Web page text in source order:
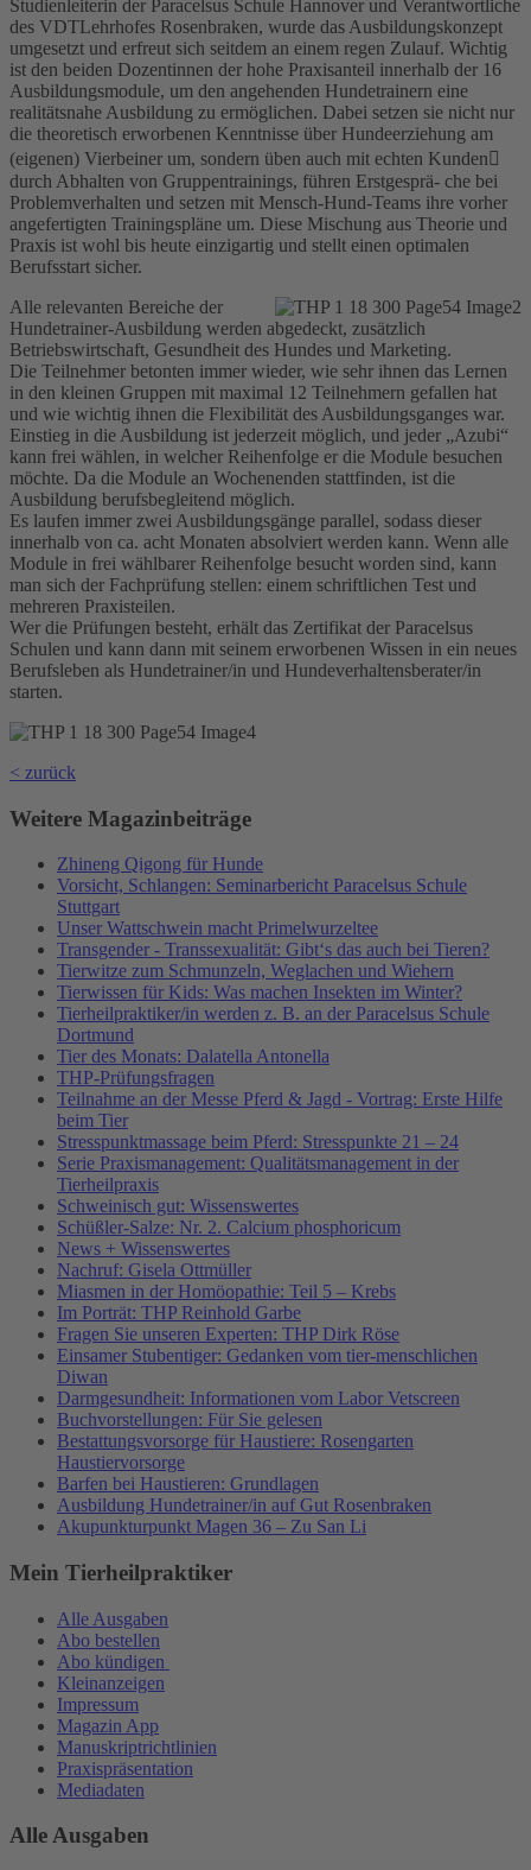
Studienleiterin der Paracelsus Schule Hannover und Verantwortliche
des VDTLehrhofes Rosenbraken, wurde das Ausbildungskonzept
umgesetzt und erfreut sich seitdem an einem regen Zulauf. Wichtig
ist den beiden Dozentinnen der hohe Praxisanteil innerhalb der 16
Ausbildungsmodule, um den angehenden Hundetrainern eine
realitätsnahe Ausbildung zu ermöglichen. Dabei setzen sie nicht nur
die theoretisch erworbenen Kenntnisse über Hundeerziehung am
(eigenen) Vierbeiner um, sondern üben auch mit echten Kunden
durch Abhalten von Gruppentrainings, führen Erstgesprä- che bei
Problemverhalten und setzen mit Mensch-Hund-Teams ihre vorher
angefertigten Trainingspläne um. Diese Mischung aus Theorie und
Praxis ist wohl bis heute einzigartig und stellt einen optimalen
Berufsstart sicher.
Alle relevanten Bereiche der
Hundetrainer-Ausbildung werden abgedeckt, zusätzlich
Betriebswirtschaft, Gesundheit des Hundes und Marketing.
Die Teilnehmer betonten immer wieder, wie sehr ihnen das Lernen
in den kleinen Gruppen mit maximal 12 Teilnehmern gefallen hat
und wie wichtig ihnen die Flexibilität des Ausbildungsganges war.
Einstieg in die Ausbildung ist jederzeit möglich, und jeder „Azubi“
kann frei wählen, in welcher Reihenfolge er die Module besuchen
möchte. Da die Module an Wochenenden stattfinden, ist die
Ausbildung berufsbegleitend möglich.
Es laufen immer zwei Ausbildungsgänge parallel, sodass dieser
innerhalb von ca. acht Monaten absolviert werden kann. Wenn alle
Module in frei wählbarer Reihenfolge besucht worden sind, kann
man sich der Fachprüfung stellen: einem schriftlichen Test und
mehreren Praxisteilen.
Wer die Prüfungen besteht, erhält das Zertifikat der Paracelsus
Schulen und kann dann mit seinem erworbenen Wissen in ein neues
Berufsleben als Hundetrainer/in und Hundeverhaltensberater/in
starten.
< zurück
Weitere Magazinbeiträge
Zhineng Qigong für Hunde
Vorsicht, Schlangen: Seminarbericht Paracelsus Schule
Stuttgart
Unser Wattschwein macht Primelwurzeltee
Transgender - Transsexualität: Gibt‘s das auch bei Tieren?
Tierwitze zum Schmunzeln, Weglachen und Wiehern
Tierwissen für Kids: Was machen Insekten im Winter?
Tierheilpraktiker/in werden z. B. an der Paracelsus Schule
Dortmund
Tier des Monats: Dalatella Antonella
THP-Prüfungsfragen
Teilnahme an der Messe Pferd & Jagd - Vortrag: Erste Hilfe
beim Tier
Stresspunktmassage beim Pferd: Stresspunkte 21 – 24
Serie Praxismanagement: Qualitätsmanagement in der
Tierheilpraxis
Schweinisch gut: Wissenswertes
Schüßler-Salze: Nr. 2. Calcium phosphoricum
News + Wissenswertes
Nachruf: Gisela Ottmüller
Miasmen in der Homöopathie: Teil 5 – Krebs
Im Porträt: THP Reinhold Garbe
Fragen Sie unseren Experten: THP Dirk Röse
Einsamer Stubentiger: Gedanken vom tier-menschlichen
Diwan
Darmgesundheit: Informationen vom Labor Vetscreen
Buchvorstellungen: Für Sie gelesen
Bestattungsvorsorge für Haustiere: Rosengarten
Haustiervorsorge
Barfen bei Haustieren: Grundlagen
Ausbildung Hundetrainer/in auf Gut Rosenbraken
Akupunkturpunkt Magen 36 – Zu San Li
Mein Tierheilpraktiker
Alle Ausgaben
Abo bestellen
Abo kündigen
Kleinanzeigen
Impressum
Magazin App
Manuskriptrichtlinien
Praxispräsentation
Mediadaten
Alle Ausgaben